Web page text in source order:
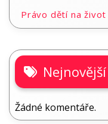
Právo dětí na život
Žádné komentáře.